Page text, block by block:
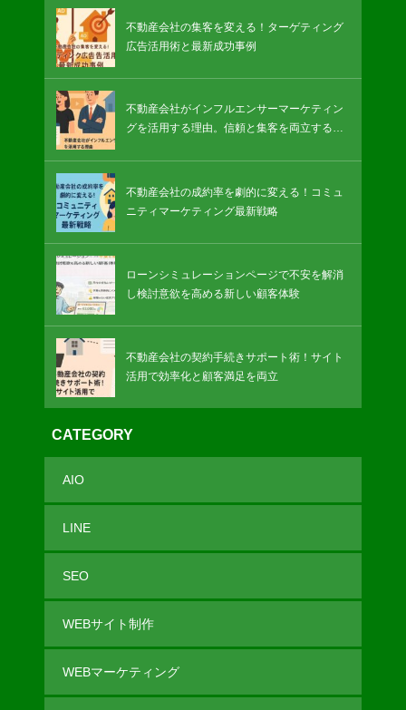
不動産会社の集客を変える！ターゲティング
広告活用術と最新成功事例
不動産会社がインフルエンサーマーケティン
グを活用する理由。信頼と集客を両立する方
不動産会社の成約率を劇的に変える！コミュ
ニティマーケティング最新戦略
ローンシミュレーションページで不安を解消
し検討意欲を高める新しい顧客体験
不動産会社の契約手続きサポート術！サイト
活用で効率化と顧客満足を両立
CATEGORY
AIO
LINE
SEO
WEBサイト制作
WEBマーケティング